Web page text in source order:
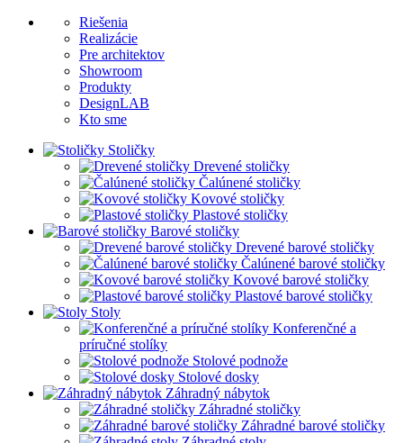
Riešenia
Realizácie
Pre architektov
Showroom
Produkty
DesignLAB
Kto sme
Stoličky
Drevené stoličky
Čalúnené stoličky
Kovové stoličky
Plastové stoličky
Barové stoličky
Drevené barové stoličky
Čalúnené barové stoličky
Kovové barové stoličky
Plastové barové stoličky
Stoly
Konferenčné a
príručné stolíky
Stolové podnože
Stolové dosky
Záhradný nábytok
Záhradné stoličky
Záhradné barové stoličky